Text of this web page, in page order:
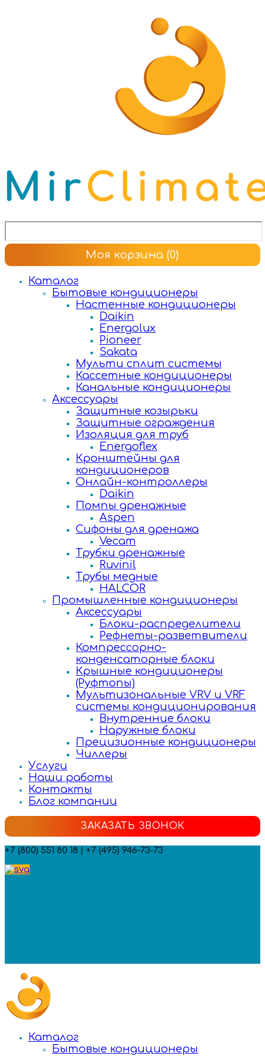
Моя корзина (0)
Каталог
Бытовые кондиционеры
Настенные кондиционеры
Daikin
Energolux
Pioneer
Sakata
Мульти сплит системы
Кассетные кондиционеры
Канальные кондиционеры
Аксессуары
Защитные козырьки
Защитные ограждения
Изоляция для труб
Energoflex
Кронштейны для
кондиционеров
Онлайн-контроллеры
Daikin
Помпы дренажные
Aspen
Сифоны для дренажа
Vecam
Трубки дренажные
Ruvinil
Трубы медные
HALCOR
Промышленные кондиционеры
Аксессуары
Блоки-распределители
Рефнеты-разветвители
Компрессорно-
конденсаторные блоки
Крышные кондиционеры
(Руфтопы)
Мультизональные VRV и VRF
системы кондиционирования
Внутренние блоки
Наружные блоки
Прецизионные кондиционеры
Чиллеры
Услуги
Наши работы
Контакты
Блог компании
ЗАКАЗАТЬ ЗВОНОК
+7 (800) 551 80 18 | +7 (495) 946-73-73
Каталог
Бытовые кондиционеры